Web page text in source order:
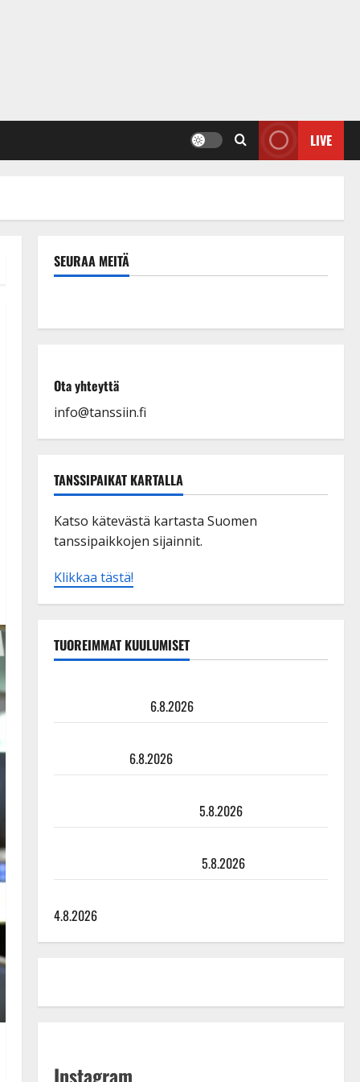
LIVE
SEURAA MEITÄ
Ota yhteyttä
info@tanssiin.fi
TANSSIPAIKAT KARTALLA
Katso kätevästä kartasta Suomen
tanssipaikkojen sijainnit.
Klikkaa tästä!
TUOREIMMAT KUULUMISET
6.8.2026
6.8.2026
5.8.2026
5.8.2026
4.8.2026
Instagram